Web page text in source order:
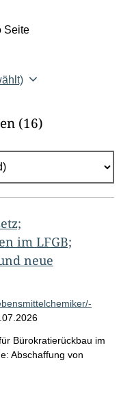
Seite
(16)
im LFGB;
neue
Bürokratierückbau im
Abschaffung von